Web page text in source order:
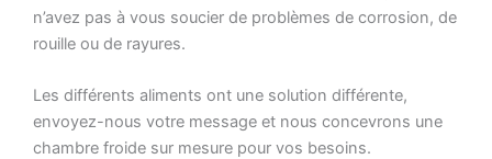
n’avez pas à vous soucier de problèmes de corrosion, de
rouille ou de rayures.
Les différents aliments ont une solution différente,
envoyez-nous votre message et nous concevrons une
chambre froide sur mesure pour vos besoins.